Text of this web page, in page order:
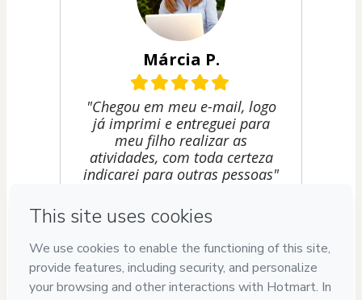
Márcia P.
"Chegou em meu e-mail, logo
já imprimi e entreguei para
meu filho realizar as
atividades, com toda certeza
indicarei para outras pessoas"
Your information is 100% secure